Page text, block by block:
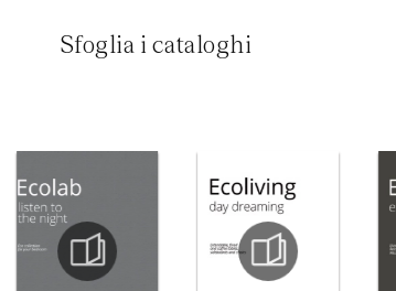
Sfoglia i cataloghi